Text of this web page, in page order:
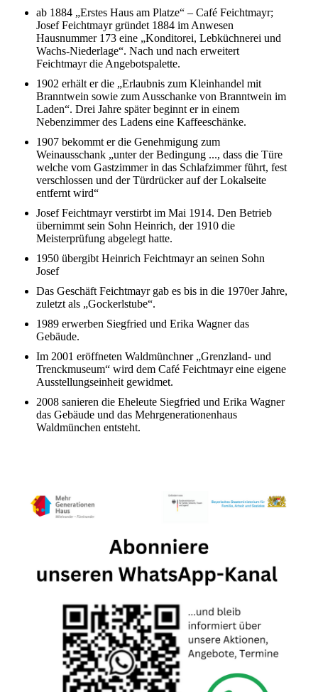
ab 1884 „Erstes Haus am Platze“ – Café Feichtmayr;
Josef Feichtmayr gründet 1884 im Anwesen
Hausnummer 173 eine „Konditorei, Lebküchnerei und
Wachs-Niederlage“. Nach und nach erweitert
Feichtmayr die Angebotspalette.
1902 erhält er die „Erlaubnis zum Kleinhandel mit
Branntwein sowie zum Ausschanke von Branntwein im
Laden“. Drei Jahre später beginnt er in einem
Nebenzimmer des Ladens eine Kaffeeschänke.
1907 bekommt er die Genehmigung zum
Weinausschank „unter der Bedingung ..., dass die Türe
welche vom Gastzimmer in das Schlafzimmer führt, fest
verschlossen und der Türdrücker auf der Lokalseite
entfernt wird“
Josef Feichtmayr verstirbt im Mai 1914. Den Betrieb
übernimmt sein Sohn Heinrich, der 1910 die
Meisterprüfung abgelegt hatte.
1950 übergibt Heinrich Feichtmayr an seinen Sohn
Josef
Das Geschäft Feichtmayr gab es bis in die 1970er Jahre,
zuletzt als „Gockerlstube“.
1989 erwerben Siegfried und Erika Wagner das
Gebäude.
Im 2001 eröffneten Waldmünchner „Grenzland- und
Trenckmuseum“ wird dem Café Feichtmayr eine eigene
Ausstellungseinheit gewidmet.
2008 sanieren die Eheleute Siegfried und Erika Wagner
das Gebäude und das Mehrgenerationenhaus
Waldmünchen entsteht.